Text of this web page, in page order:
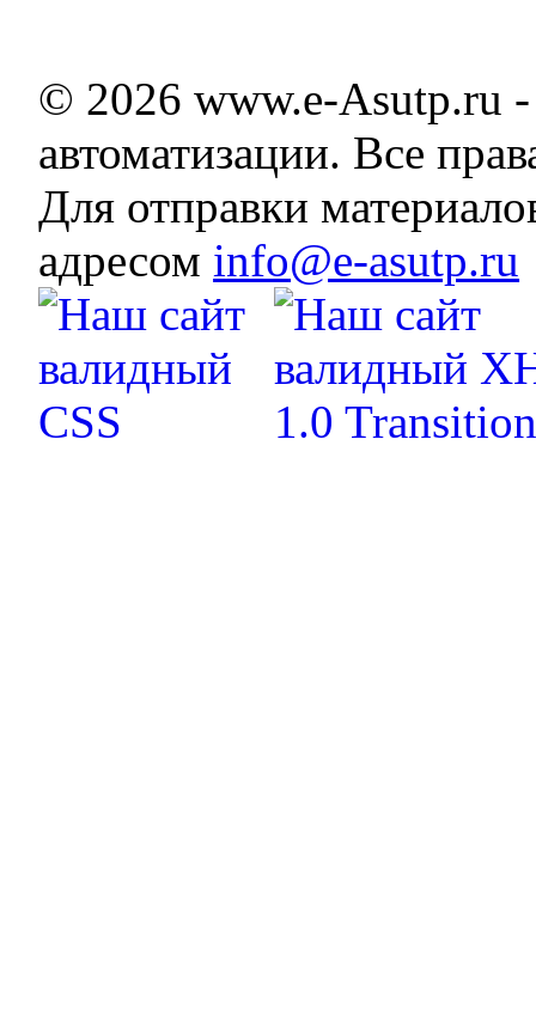
© 2026 www.e-Asutp.ru
автоматизации. Все
Для отправки
адресом info@e-asutp.ru